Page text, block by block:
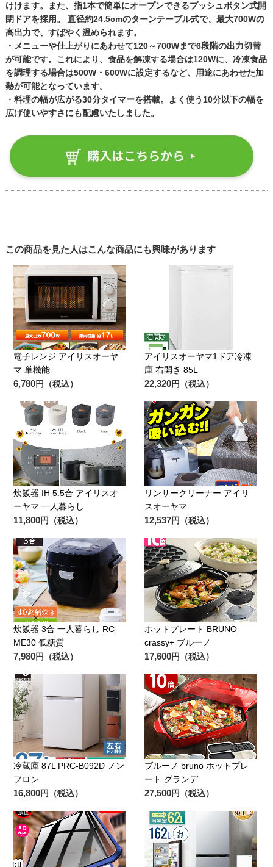
けけます。また、指1本で簡単にオープンできるプッシュボタン式開
閉ドアを採用。 直径約24.5cmのターンテーブル式で、最大700Wの
高出力で、すばやく温められます。
・メニューや仕上がりにあわせて120～700Wまで6段階の出力切替
が可能です。これにより、食品を解凍する場合は120Wに、冷凍食品
を調理する場合は500W・600Wに設定するなど、用途にあわせた加
熱が可能となっています。
・料理の幅が広がる30分タイマーを搭載。よく使う10分以下の幅を
広げ使いやすさにも配慮いたしました。
この商品を見た人はこんな商品にも興味があります
電子レンジ アイリスオーヤ
マ 単機能
6,780円（税込）
アイリスオーヤマ1ドア冷凍
庫 右開き 85L
22,320円（税込）
炊飯器 IH 5.5合 アイリスオ
ーヤマ 一人暮らし
11,800円（税込）
リンサークリーナー アイリ
スオーヤマ
12,537円（税込）
炊飯器 3合 一人暮らし RC-
ME30 低糖質
7,980円（税込）
ホットプレート BRUNO
crassy+ ブルーノ
17,600円（税込）
冷蔵庫 87L PRC-B092D ノン
フロン
16,800円（税込）
ブルーノ bruno ホットプレ
ート グランデ
27,500円（税込）